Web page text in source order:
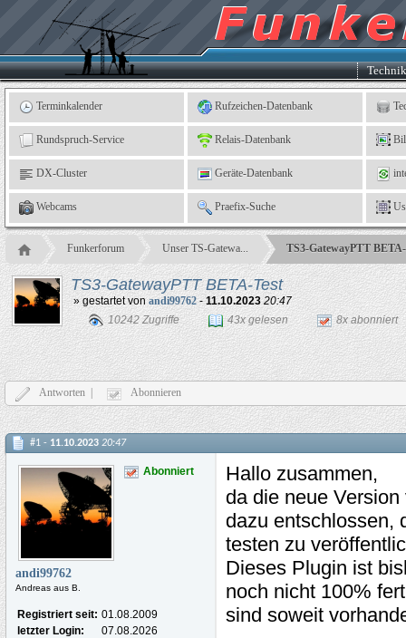
Kleingartenverein
e.
V.,
Leinefelde
Terminkalender Rufzeichen-Datenbank
Rundspruch-Service Relais-Datenbank
DX-Cluster Geräte-Datenbank
Webcams Praefix-Suche
Funkerforum Unser TS-Gatewa... TS3-GatewayPTT
TS3-GatewayPTT BETA-Test
» gestartet vonandi99762-11.10.2023 20:47
10242 Zugriffe
43x gelesen 8x
Antworten | Abonnieren
#1 - 11.10.2023 20:47
Abonniert
andi99762
Andreas aus B.
Registriert seit: 01.08.2009
letzter Login:
07.08.2026
Hallo zusammen,
da die neue
dazu entschlossen,
testen zu
Dieses Plugin ist
noch nicht 100%
sind soweit